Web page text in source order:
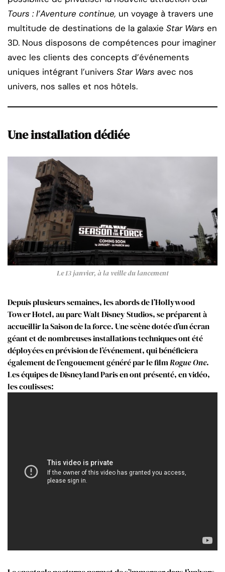
Tours : l’Aventure continue, un voyage à travers une
multitude de destinations de la galaxie Star Wars en
3D. Nous disposons de compétences pour imaginer
avec les clients des concepts d’événements
uniques intégrant l’univers Star Wars avec nos
univers, nos salles et nos hôtels.
Une installation dédiée
Le 13 janvier, à la veille du lancement
Depuis plusieurs semaines, les abords de l’Hollywood
Tower Hotel, au parc Walt Disney Studios, se préparent à
accueillir la Saison de la force. Une scène dotée d’un écran
géant et de nombreuses installations techniques ont été
déployées en prévision de l’événement, qui bénéficiera
également de l’engouement généré par le filmRogue One.
Les équipes de Disneyland Paris en ont présenté, en vidéo,
les coulisses: